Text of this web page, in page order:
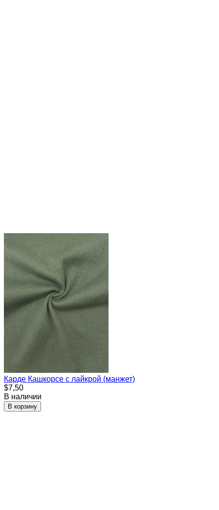
Карде Кашкорсе с лайкрой (манжет)
$7,50
В наличии
В корзину